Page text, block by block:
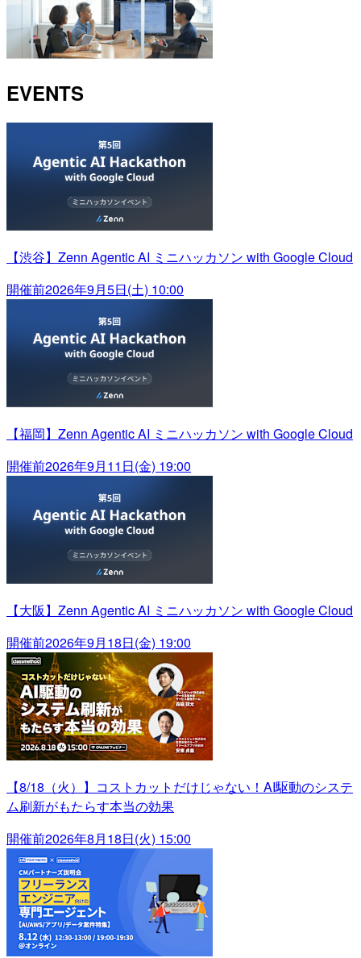
EVENTS
【渋谷】Zenn Agentic AI ミニハッカソン with Google Cloud
開催前2026年9月5日(土) 10:00
【福岡】Zenn Agentic AI ミニハッカソン with Google Cloud
開催前2026年9月11日(金) 19:00
【大阪】Zenn Agentic AI ミニハッカソン with Google Cloud
開催前2026年9月18日(金) 19:00
【8/18（火）】コストカットだけじゃない！AI駆動のシステ
ム刷新がもたらす本当の効果
開催前2026年8月18日(火) 15:00